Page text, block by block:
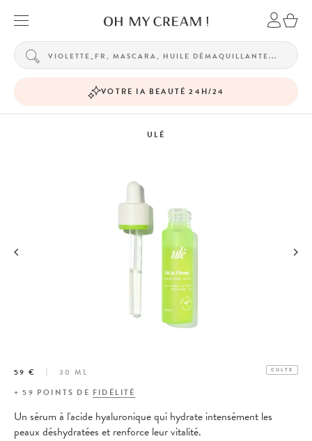
VOTRE IA BEAUTÉ 24H/24
ULÉ
59 € 30 ML CULTE
+59 POINTS DE FIDÉLITÉ
Un sérum à l'acide hyaluronique qui hydrate intensément les
peaux déshydratées et renforce leur vitalité.